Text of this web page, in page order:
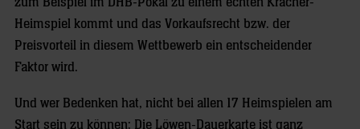
Heimspiel kommt und das Vorkaufsrecht bzw. der
Preisvorteil in diesem Wettbewerb ein entscheidender
Faktor wird.
Und wer Bedenken hat, nicht bei allen 17 Heimspielen am
Start sein zu können: Die Löwen-Dauerkarte ist ganz